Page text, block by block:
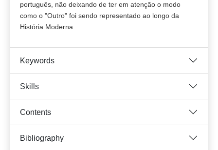
português, não deixando de ter em atenção o modo
como o "Outro" foi sendo representado ao longo da
História Moderna
Keywords
Skills
Contents
Bibliography